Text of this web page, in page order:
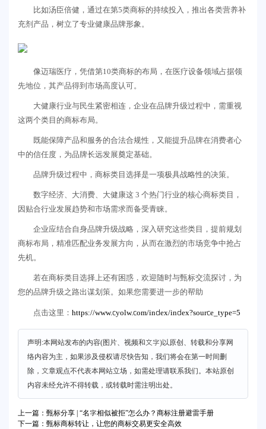
比如汤臣倍健，通过在第5类商标的持续投入，推出各类营养补
充剂产品，树立了专业健康品牌形象。
像迈瑞医疗，凭借第10类商标的布局，在医疗设备领域占据领
先地位，其产品得到市场高度认可。
大健康行业与民生紧密相连，企业在品牌升级过程中，需重视
这两个类目的商标布局。
既能保障产品和服务的合法合规性，又能提升品牌在消费者心
中的信任度，为品牌长远发展奠定基础。
品牌升级过程中，商标类目选择是一项极具战略性的决策。
数字经济、大消费、大健康这 3 个热门行业的核心商标类目，
因贴合行业发展趋势和市场需求而备受青睐。
企业应结合自身品牌升级战略，深入研究这些类目，提前规划
商标布局，精准匹配业务发展方向，从而在激烈的市场竞争中抢占
先机。
若在商标类目选择上还有困惑，欢迎随时与甄标交流探讨，为
您的品牌升级之路出谋划策。如果您需要进一步的帮助
点击这里： https://www.cyolw.com/index/index?source_type=5
声明:本网站发布的内容(图片、视频和文字)以原创、转载和分享网
络内容为主，如果涉及侵权请尽快告知，我们将会在第一时间删
除，文章观点不代表本网站立场，如需处理请联系我们。本站原创
内容未经允许不得转载，或转载时需注明出处。
上一篇：甄标分享 | “名字相似被拒”怎么办？商标注册避雷手册
下一篇：甄标商标转让，让您的商标交易更安全高效